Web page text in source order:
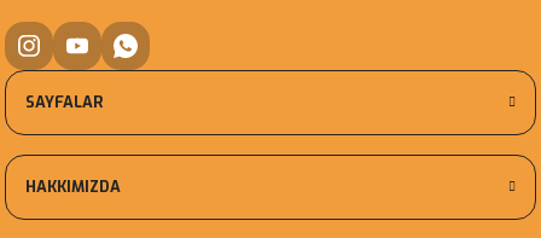
SAYFALAR
HAKKIMIZDA